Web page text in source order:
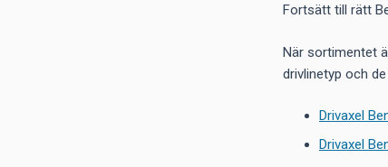
Fortsätt till rätt
När sortimentet
drivlinetyp och
Drivaxel
Drivaxel